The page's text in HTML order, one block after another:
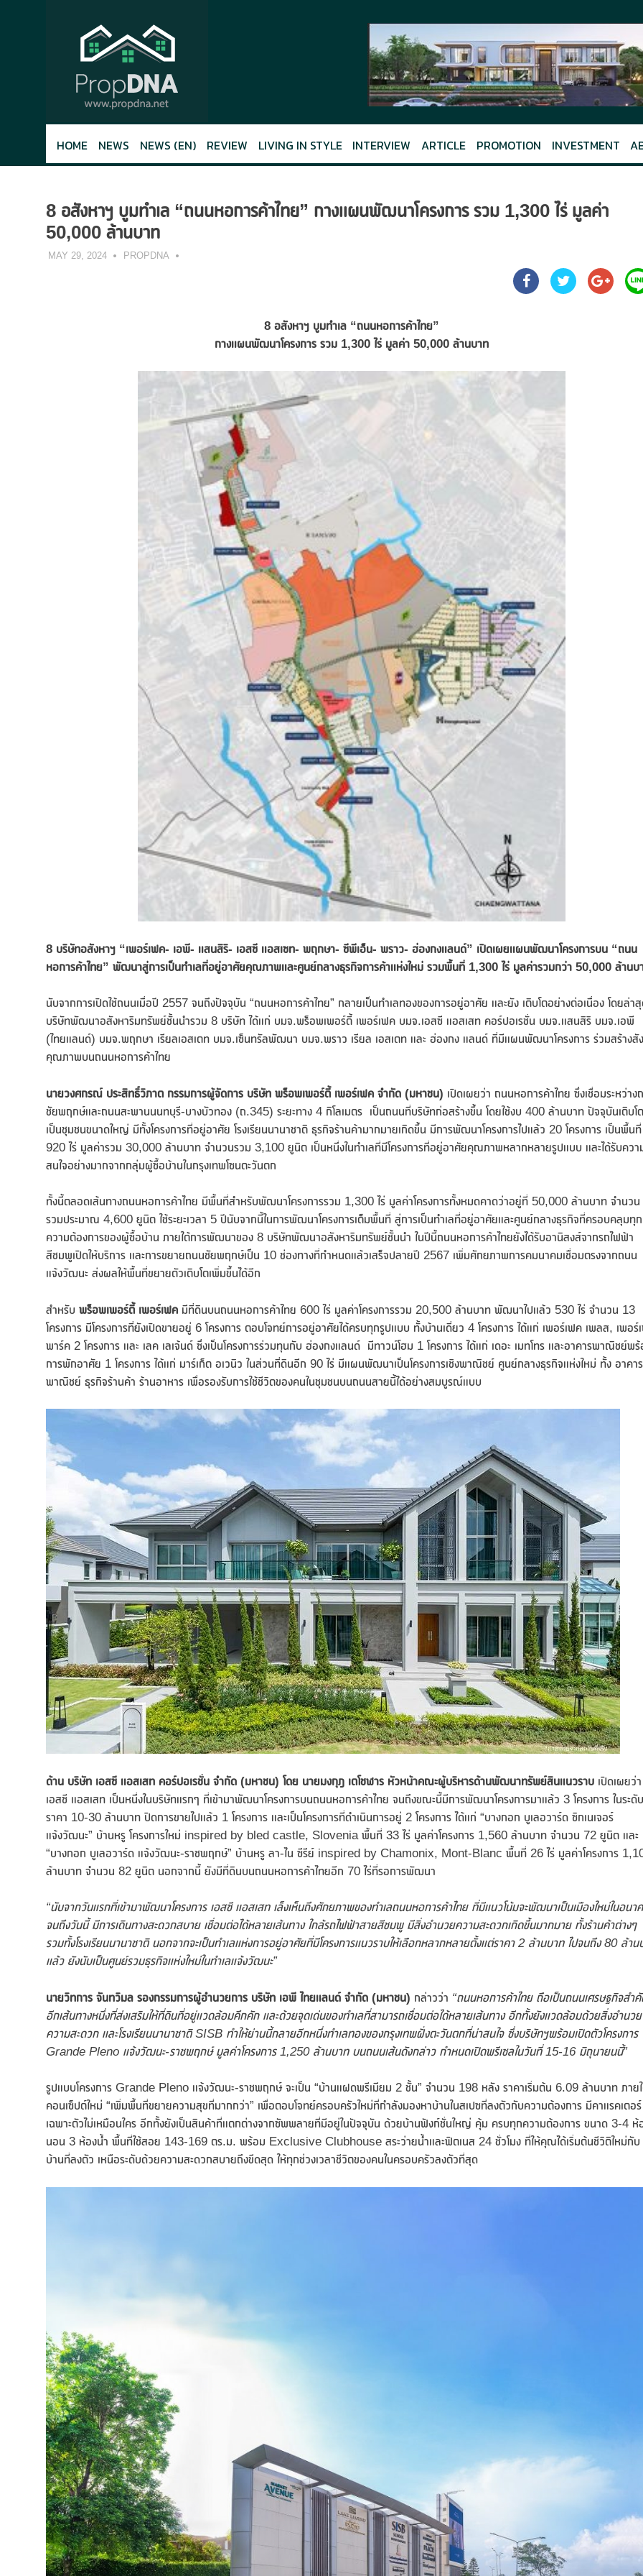
HOME NEWS NEWS (EN) REVIEW LIVING IN STYLE INTERVIEW ARTICLE PROMOTION INVESTMENT
8 อสังหาฯ บูมทำเล “ถนนหอการค้าไทย” กางแผนพัฒนาโครงการ รวม 1,300 ไร่ มูลค่า
50,000 ล้านบาท
MAY 29, 2024 PROPDNA
8 อสังหาฯ บูมทำเล “ถนนหอการค้าไทย”
กางแผนพัฒนาโครงการ รวม 1,300 ไร่ มูลค่า 50,000 ล้านบาท
8 บริษัทอสังหาฯ “เพอร์เฟค- เอพี- แสนสิริ- เอสซี แอสเซท- พฤกษา- ซีพีเอ็น- พราว- ฮ่องกงแลนด์” เปิดเผยแผนพัฒนาโครงการบน “ถนน
หอการค้าไทย” พัฒนาสู่การเป็นทำเลที่อยู่อาศัยคุณภาพและศูนย์กลางธุรกิจการค้าแห่งใหม่ รวมพื้นที่ 1,300 ไร่ มูลค่ารวมกว่า 50,000 ล้านบ
นับจากการเปิดใช้ถนนเมื่อปี 2557 จนถึงปัจจุบัน “ถนนหอการค้าไทย” กลายเป็นทำเลทองของการอยู่อาศัย และยัง เติบโตอย่างต่อเนื่อง โดยล่า
บริษัทพัฒนาอสังหาริมทรัพย์ชั้นนำรวม 8 บริษัท ได้แก่ บมจ.พร็อพเพอร์ตี้ เพอร์เฟค บมจ.เอสซี แอสเสท คอร์ปอเรชั่น บมจ.แสนสิริ บมจ.เอพี
(ไทยแลนด์) บมจ.พฤกษา เรียลเอสเตท บมจ.เซ็นทรัลพัฒนา บมจ.พราว เรียล เอสเตท และ ฮ่องกง แลนด์ ที่มีแผนพัฒนาโครงการ ร่วมสร้างสั
คุณภาพบนถนนหอการค้าไทย
นายวงศกรณ์ ประสิทธิ์วิภาต กรรมการผู้จัดการ บริษัท พร็อพเพอร์ตี้ เพอร์เฟค จำกัด (มหาชน) เปิดเผยว่า ถนนหอการค้าไทย ซึ่งเชื่อมระหว่าง
ชัยพฤกษ์และถนนสะพานนนทบุรี-บางบัวทอง (ถ.345) ระยะทาง 4 กิโลเมตร เป็นถนนที่บริษัทก่อสร้างขึ้น โดยใช้งบ 400 ล้านบาท ปัจจุบันเติบโต
เป็นชุมชนขนาดใหญ่ มีทั้งโครงการที่อยู่อาศัย โรงเรียนนานาชาติ ธุรกิจร้านค้ามากมายเกิดขึ้น มีการพัฒนาโครงการไปแล้ว 20 โครงการ เป็นพื้นที่
920 ไร่ มูลค่ารวม 30,000 ล้านบาท จำนวนรวม 3,100 ยูนิต เป็นหนึ่งในทำเลที่มีโครงการที่อยู่อาศัยคุณภาพหลากหลายรูปแบบ และได้รับควา
สนใจอย่างมากจากกลุ่มผู้ซื้อบ้านในกรุงเทพโซนตะวันตก
ทั้งนี้ตลอดเส้นทางถนนหอการค้าไทย มีพื้นที่สำหรับพัฒนาโครงการรวม 1,300 ไร่ มูลค่าโครงการทั้งหมดคาดว่าอยู่ที่ 50,000 ล้านบาท จำนวน
รวมประมาณ 4,600 ยูนิต ใช้ระยะเวลา 5 ปีนับจากนี้ในการพัฒนาโครงการเต็มพื้นที่ สู่การเป็นทำเลที่อยู่อาศัยและศูนย์กลางธุรกิจที่ครอบคลุมทุก
ความต้องการของผู้ซื้อบ้าน ภายใต้การพัฒนาของ 8 บริษัทพัฒนาอสังหาริมทรัพย์ชั้นนำ ในปีนี้ถนนหอการค้าไทยยังได้รับอานิสงส์จากรถไฟฟ้า
สีชมพูเปิดให้บริการ และการขยายถนนชัยพฤกษ์เป็น 10 ช่องทางที่กำหนดแล้วเสร็จปลายปี 2567 เพิ่มศักยภาพการคมนาคมเชื่อมตรงจากถนน
แจ้งวัฒนะ ส่งผลให้พื้นที่ขยายตัวเติบโตเพิ่มขึ้นได้อีก
สำหรับ พร็อพเพอร์ตี้ เพอร์เฟค มีที่ดินบนถนนหอการค้าไทย 600 ไร่ มูลค่าโครงการรวม 20,500 ล้านบาท พัฒนาไปแล้ว 530 ไร่ จำนวน 13
โครงการ มีโครงการที่ยังเปิดขายอยู่ 6 โครงการ ตอบโจทย์การอยู่อาศัยได้ครบทุกรูปแบบ ทั้งบ้านเดี่ยว 4 โครงการ ได้แก่ เพอร์เฟค เพลส, เพอร์
พาร์ค 2 โครงการ และ เลค เลเจ้นด์ ซึ่งเป็นโครงการร่วมทุนกับ ฮ่องกงแลนด์ มีทาวน์โฮม 1 โครงการ ได้แก่ เดอะ เมทโทร และอาคารพาณิชย์พ
การพักอาศัย 1 โครงการ ได้แก่ มาร์เก็ต อเวนิว ในส่วนที่ดินอีก 90 ไร่ มีแผนพัฒนาเป็นโครงการเชิงพาณิชย์ ศูนย์กลางธุรกิจแห่งใหม่ ทั้ง อาคาร
พาณิชย์ ธุรกิจร้านค้า ร้านอาหาร เพื่อรองรับการใช้ชีวิตของคนในชุมชนบนถนนสายนี้ได้อย่างสมบูรณ์แบบ
ด้าน บริษัท เอสซี แอสเสท คอร์ปอเรชั่น จำกัด (มหาชน) โดย นายมงกุฎ เตโชฬาร หัวหน้าคณะผู้บริหารด้านพัฒนาทรัพย์สินแนวราบ เปิดเผยว่า
เอสซี แอสเสท เป็นหนึ่งในบริษัทแรกๆ ที่เข้ามาพัฒนาโครงการบนถนนหอการค้าไทย จนถึงขณะนี้มีการพัฒนาโครงการมาแล้ว 3 โครงการ ในระดับ
ราคา 10-30 ล้านบาท ปิดการขายไปแล้ว 1 โครงการ และเป็นโครงการที่ดำเนินการอยู่ 2 โครงการ ได้แก่ “บางกอก บูเลอวาร์ด ซิกเนเจอร์
แจ้งวัฒนะ” บ้านหรู โครงการใหม่ inspired by bled castle, Slovenia พื้นที่ 33 ไร่ มูลค่าโครงการ 1,560 ล้านบาท จำนวน 72 ยูนิต และ
“บางกอก บูเลอวาร์ด แจ้งวัฒนะ-ราชพฤกษ์” บ้านหรู ลา-ไน ซีรีย์ inspired by Chamonix, Mont-Blanc พื้นที่ 26 ไร่ มูลค่าโครงการ
ล้านบาท จำนวน 82 ยูนิต นอกจากนี้ ยังมีที่ดินบนถนนหอการค้าไทยอีก 70 ไร่ที่รอการพัฒนา
“นับจากวันแรกที่เข้ามาพัฒนาโครงการ เอสซี แอสเสท เล็งเห็นถึงศักยภาพของทำเลถนนหอการค้าไทย ที่มีแนวโน้มจะพัฒนาเป็นเมืองใหม่ในอนา
จนถึงวันนี้ มีการเดินทางสะดวกสบาย เชื่อมต่อได้หลายเส้นทาง ใกล้รถไฟฟ้าสายสีชมพู มีสิ่งอำนวยความสะดวกเกิดขึ้นมากมาย ทั้งร้านค้าต่างๆ
รวมทั้งโรงเรียนนานาชาติ นอกจากจะเป็นทำเลแห่งการอยู่อาศัยที่มีโครงการแนวราบให้เลือกหลากหลายตั้งแต่ราคา2 ล้านบาท ไปจนถึง 80 ล้าน
แล้ว ยังนับเป็นศูนย์รวมธุรกิจแห่งใหม่ในทำเลแจ้งวัฒนะ”
นายวิทการ จันทวิมล รองกรรมการผู้อำนวยการ บริษัท เอพี ไทยแลนด์ จำกัด (มหาชน) กล่าวว่า “ถนนหอการค้าไทย ถือเป็นถนนเศรษฐกิจสำ
อีกเส้นทางหนึ่งที่ส่งเสริมให้ที่ดินที่อยู่แวดล้อมคึกคัก และด้วยจุดเด่นของทำเลที่สามารถเชื่อมต่อได้หลายเส้นทาง อีกทั้งยังแวดล้อมด้วยสิ่งอำนวย
ความสะดวก และโรงเรียนนานาชาติSISB ทำให้ย่านนี้กลายอีกหนึ่งทำเลทองของกรุงเทพฝั่งตะวันตกที่น่าสนใจ ซึ่งบริษัทฯพร้อมเปิดตัวโครงการ
Grande Pleno แจ้งวัฒนะ-ราชพฤกษ์ มูลค่าโครงการ 1,250 ล้านบาท บนถนนเส้นดังกล่าว กำหนดเปิดพรีเซลในวันที่ 15-16 มิถุนายนนี้”
รูปแบบโครงการ Grande Pleno แจ้งวัฒนะ-ราชพฤกษ์ จะเป็น “บ้านแฝดพรีเมียม 2 ชั้น” จำนวน 198 หลัง ราคาเริ่มต้น 6.09 ล้านบาท ภาย
คอนเซ็ปต์ใหม่ “เพิ่มพื้นที่ขยายความสุขที่มากกว่า” เพื่อตอบโจทย์ครอบครัวใหม่ที่กำลังมองหาบ้านในสเปซที่ลงตัวกับความต้องการ มีคาแรคเตอร์
เฉพาะตัวไม่เหมือนใคร อีกทั้งยังเป็นสินค้าที่แตกต่างจากซัพพลายที่มีอยู่ในปัจจุบัน ด้วยบ้านฟังก์ชั่นใหญ่ คุ้ม ครบทุกความต้องการ ขนาด 3-4 ห้
นอน 3 ห้องน้ำ พื้นที่ใช้สอย 143-169 ตร.ม. พร้อม Exclusive Clubhouse สระว่ายน้ำและฟิตเนส 24 ชั่วโมง ที่ให้คุณได้เริ่มต้นชีวิติใหม่กับ
บ้านที่ลงตัว เหนือระดับด้วยความสะดวกสบายถึงขีดสุด ให้ทุกช่วงเวลาชีวิตของคนในครอบครัวลงตัวที่สุด